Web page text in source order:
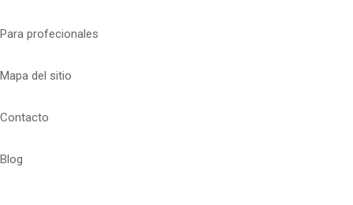
Para profecionales
Mapa del sitio
Contacto
Blog